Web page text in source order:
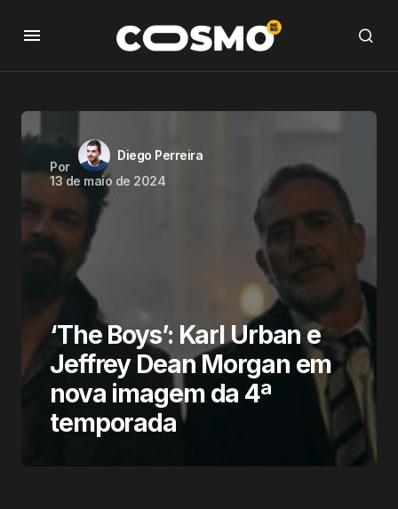
Por
Diego Perreira
13 de maio de 2024
‘The Boys’: Karl Urban e
Jeffrey Dean Morgan em
nova imagem da 4ª
temporada